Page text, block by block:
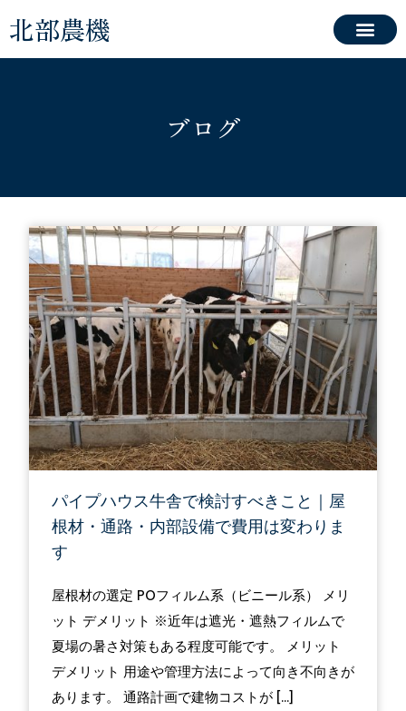
北部農機
ブログ
パイプハウス牛舎で検討すべきこと｜屋
根材・通路・内部設備で費用は変わりま
す
屋根材の選定 POフィルム系（ビニール系） メリ
ット デメリット ※近年は遮光・遮熱フィルムで
夏場の暑さ対策もある程度可能です。 メリット
デメリット 用途や管理方法によって向き不向きが
あります。 通路計画で建物コストが […]